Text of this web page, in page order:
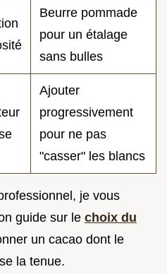
Beurre pommade
pour un étalage
sans bulles
Ajouter
progressivement
pour ne pas
"casser" les blancs
je vous
guide sur le choix du
un cacao dont le
la tenue.